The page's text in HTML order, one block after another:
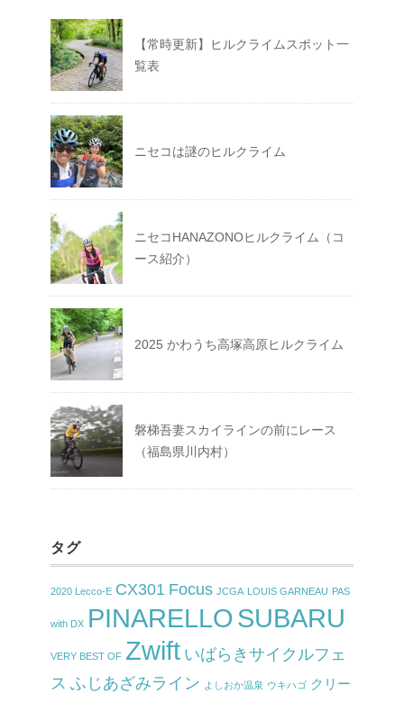
【常時更新】ヒルクライムスポット一
覧表
ニセコは謎のヒルクライム
ニセコHANAZONOヒルクライム（コ
ース紹介）
2025 かわうち高塚高原ヒルクライム
磐梯吾妻スカイラインの前にレース
（福島県川内村）
タグ
2020 Lecco-E CX301 Focus JCGA LOUIS GARNEAU PAS
with DX PINARELLOSUBARU
VERY BEST OF Zwift いばらきサイクルフェ
ス ふじあざみライン よしおか温泉 ウキハゴ クリー